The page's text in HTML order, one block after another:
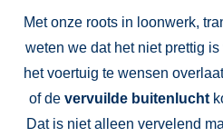
Met onze roots in loonwerk,
weten we dat het niet prettig
het voertuig te wensen
of de vervuilde buitenlucht
Dat is niet alleen vervelend